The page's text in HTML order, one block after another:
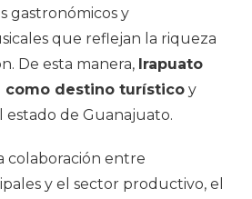
gastronómicos y
que reflejan la riqueza
De esta manera, Irapuato
como destino turístico y
de Guanajuato.
colaboración entre
y el sector productivo, el